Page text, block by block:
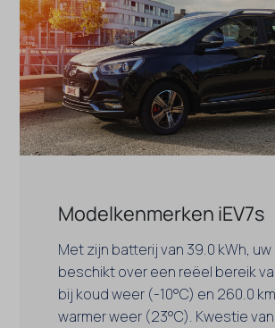
Modelkenmerken iEV7s
Met zijn batterij van 39.0 kWh, uw
beschikt over een reëel bereik
bij koud weer (-10°C) en 260.0
warmer weer (23°C). Kwestie van